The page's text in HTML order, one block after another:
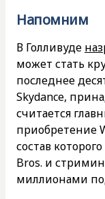
Напомним
В Голливуде
может стать
последнее
Skydance,
считается
приобретение
состав
Bros. и
миллионами